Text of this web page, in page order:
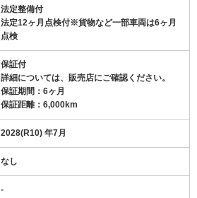
法定整備付
法定12ヶ月点検付※貨物など一部車両は6ヶ月
点検
保証付
詳細については、販売店にご確認ください。
保証期間：6ヶ月
保証距離：6,000km
2028(R10) 年7月
なし
-